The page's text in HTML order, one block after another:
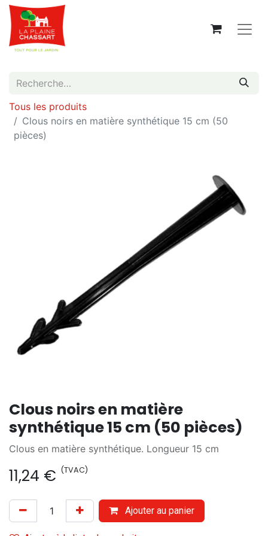
Tous les produits
Clous noirs en matière synthétique 15 cm (50
pièces)
Clous noirs en matière
synthétique 15 cm (50 pièces)
Clous en matière synthétique. Longueur 15 cm
11,24 € (TVAC)
Ajouter au panier